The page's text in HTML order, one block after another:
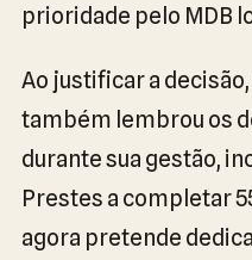
prioridade pelo MDB
Ao justificar a
também lembrou os
durante sua gestão,
Prestes a completar
agora pretende